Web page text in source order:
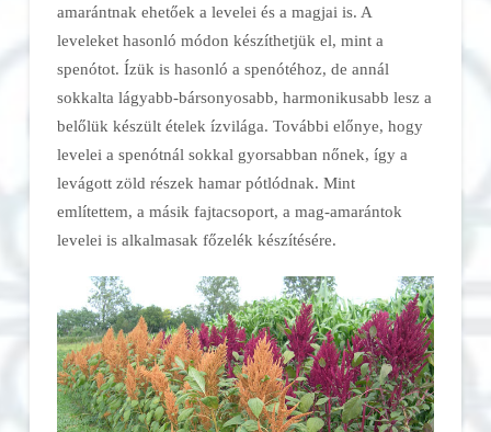
amarántnak ehetőek a levelei és a magjai is. A
leveleket hasonló módon készíthetjük el, mint a
spenótot. Ízük is hasonló a spenótéhoz, de annál
sokkalta lágyabb-bársonyosabb, harmonikusabb lesz a
belőlük készült ételek ízvilága. További előnye, hogy
levelei a spenótnál sokkal gyorsabban nőnek, így a
levágott zöld részek hamar pótlódnak. Mint
említettem, a másik fajtacsoport, a mag-amarántok
levelei is alkalmasak főzelék készítésére.